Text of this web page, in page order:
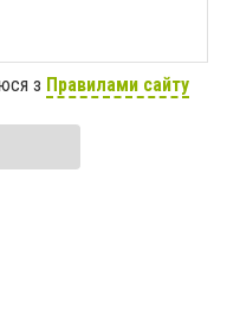
з Правилами сайту